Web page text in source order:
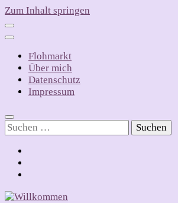
Zum Inhalt springen
Flohmarkt
Über mich
Datenschutz
Impressum
Suchen
nach: